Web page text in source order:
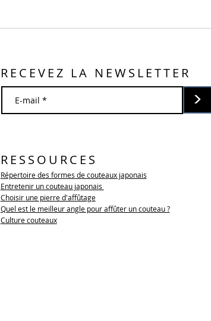
RECEVEZ LA NEWSLETTER
>
RESSOURCES
Répertoire des formes de couteaux japonais
Entretenir un couteau japonais
Choisir une pierre d'affûtage
Quel est le meilleur angle pour affûter un couteau ?
Culture couteaux